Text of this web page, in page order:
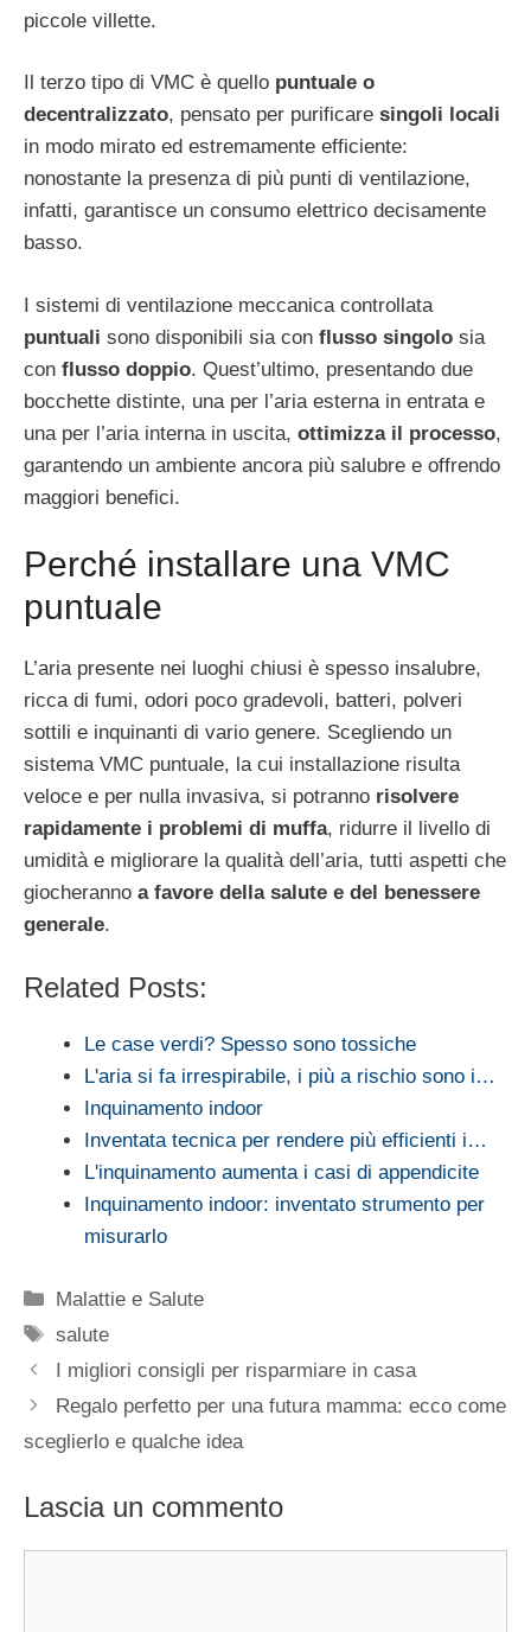
piccole villette.
Il terzo tipo di VMC è quello puntuale o
decentralizzato, pensato per purificare singoli locali
in modo mirato ed estremamente efficiente:
nonostante la presenza di più punti di ventilazione,
infatti, garantisce un consumo elettrico decisamente
basso.
I sistemi di ventilazione meccanica controllata
puntuali sono disponibili sia con flusso singolo sia
con flusso doppio. Quest’ultimo, presentando due
bocchette distinte, una per l’aria esterna in entrata e
una per l’aria interna in uscita, ottimizza il processo,
garantendo un ambiente ancora più salubre e offrendo
maggiori benefici.
Perché installare una VMC
puntuale
L’aria presente nei luoghi chiusi è spesso insalubre,
ricca di fumi, odori poco gradevoli, batteri, polveri
sottili e inquinanti di vario genere. Scegliendo un
sistema VMC puntuale, la cui installazione risulta
veloce e per nulla invasiva, si potranno risolvere
rapidamente i problemi di muffa, ridurre il livello di
umidità e migliorare la qualità dell’aria, tutti aspetti che
giocheranno a favore della salute e del benessere
generale.
Related Posts:
Le case verdi? Spesso sono tossiche
L'aria si fa irrespirabile, i più a rischio sono i…
Inquinamento indoor
Inventata tecnica per rendere più efficienti i…
L'inquinamento aumenta i casi di appendicite
Inquinamento indoor: inventato strumento per
misurarlo
Categorie
Malattie e Salute
Tag
salute
I migliori consigli per risparmiare in casa
Regalo perfetto per una futura mamma: ecco come
sceglierlo e qualche idea
Lascia un commento